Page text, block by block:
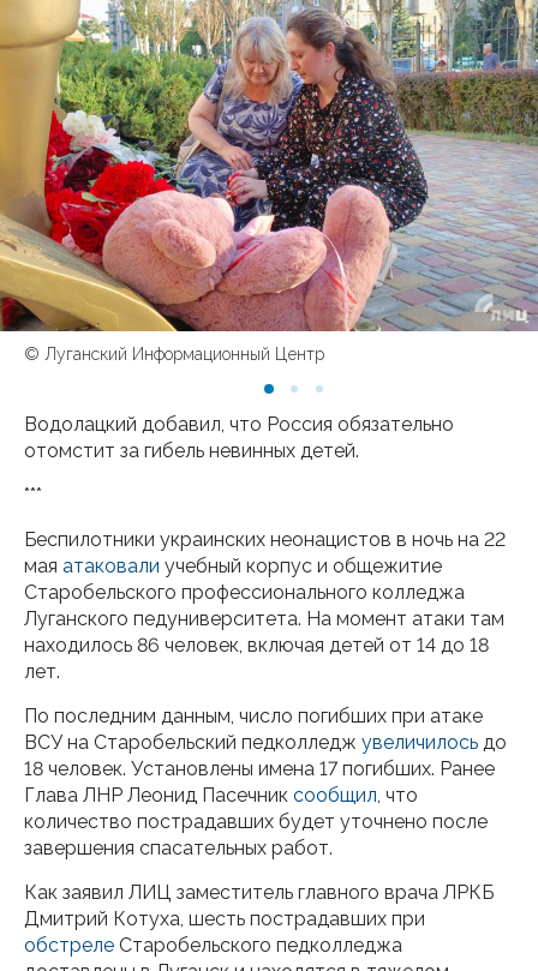
© Луганский Информационный Центр
Водолацкий добавил, что Россия обязательно
отомстит за гибель невинных детей.
***
Беспилотники украинских неонацистов в ночь на 22
мая атаковали учебный корпус и общежитие
Старобельского профессионального колледжа
Луганского педуниверситета. На момент атаки там
находилось 86 человек, включая детей от 14 до 18
лет.
По последним данным, число погибших при атаке
ВСУ на Старобельский педколледж увеличилось до
18 человек. Установлены имена 17 погибших. Ранее
Глава ЛНР Леонид Пасечник сообщил, что
количество пострадавших будет уточнено после
завершения спасательных работ.
Как заявил ЛИЦ заместитель главного врача ЛРКБ
Дмитрий Котуха, шесть пострадавших при
обстреле Старобельского педколледжа